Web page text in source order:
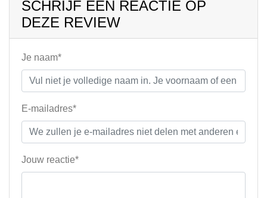
SCHRIJF EEN REACTIE OP
DEZE REVIEW
Je naam*
E-mailadres*
Jouw reactie*